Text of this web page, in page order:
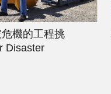
機的工程挑
Disaster